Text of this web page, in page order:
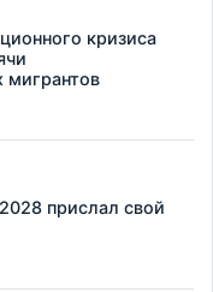
кризиса
мигрантов
прислал свой